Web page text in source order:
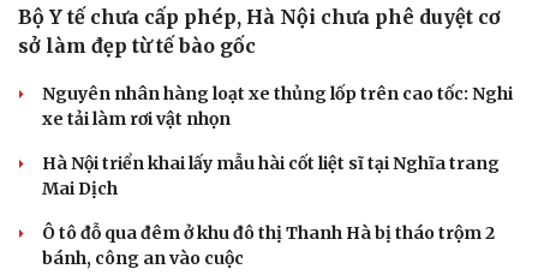
Thể thao
Bóng đá
Ô tô - Xe máy
Bộ Y tế chưa cấp phép, Hà Nội chưa phê duyệt cơ
sở làm đẹp từ tế bào gốc
Nguyên nhân hàng loạt xe thủng lốp trên cao tốc: Nghi
xe tải làm rơi vật nhọn
Hà Nội triển khai lấy mẫu hài cốt liệt sĩ tại Nghĩa trang
Mai Dịch
Ô tô đỗ qua đêm ở khu đô thị Thanh Hà bị tháo trộm 2
bánh, công an vào cuộc